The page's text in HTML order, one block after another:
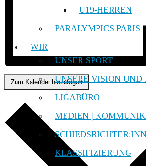
U19-HERREN
PARALYMPICS PARIS
WIR
UNSER SPORT
UNSERE VISION UND
LIGABÜRO
MEDIEN |
KLASSIFIZIERUNG
Zum Kalender hinzufügen